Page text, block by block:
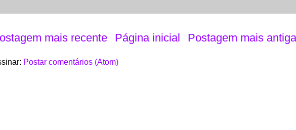
mais recente Postagem mais antiga
Página inicial
Postar comentários (Atom)